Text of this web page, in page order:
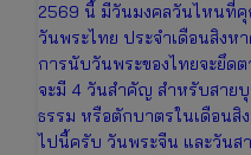
2569 นี้ มีวันมงคลวันไหนที่
วันพระไทย ประจำเดือนสิง
การนับวันพระของไทยจะยึด
จะมี 4 วันสำคัญ สำหรับสาย
ธรรม หรือตักบาตรในเดือน
ไปนี้ครับ วันพระจีน และวันส